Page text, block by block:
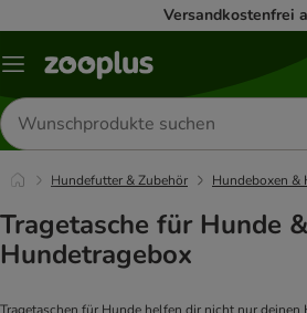
Versandkostenfrei
Menü
Produkte
suchen
Hundefutter & Zubehör Hundeboxen &
Tragetasche für Hunde &
Hundetragebox